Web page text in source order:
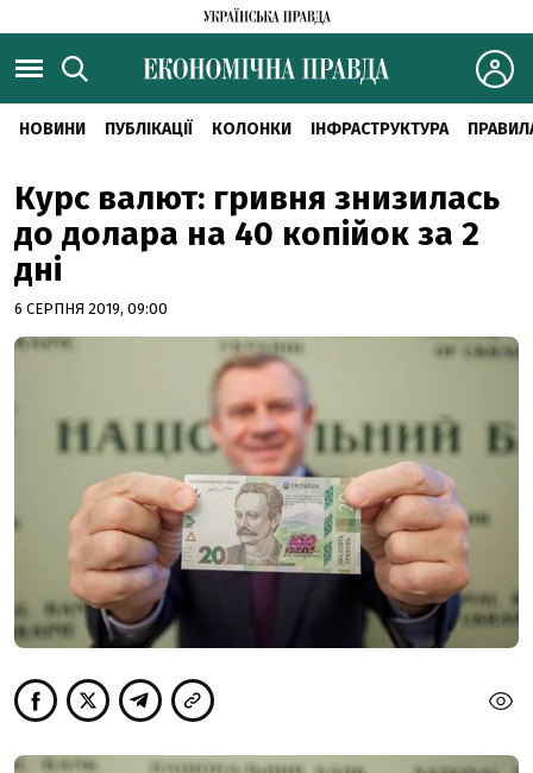
НОВИНИ ПУБЛІКАЦІЇ КОЛОНКИ ІНФРАСТРУКТУРА
Курс валют: гривня знизилась
до долара на 40 копійок за 2
дні
6 СЕРПНЯ 2019, 09:00